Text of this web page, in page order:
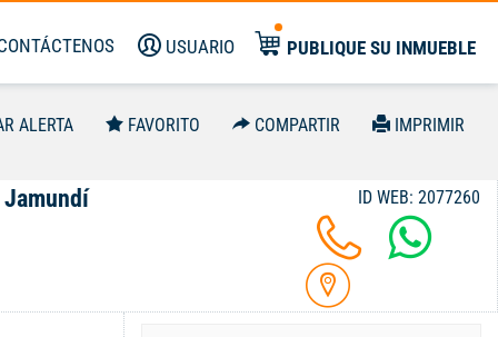
USUARIO PUBLIQUE SU INMUEBLE
ALERTA FAVORITO COMPARTIR IMPRIMIR
ID WEB: 2077260